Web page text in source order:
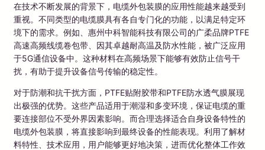
在技术不断发展的背景下，电缆外包装膜的应用性能越来越受到
重视。不同类型的电缆膜具有各自专门化的功能，以满足特定环
境下的需求。例如、惠州中科智能科技有限公司的广柔品牌PTFE
高速高频线缆卷包带、因其卓越耐高温及防水性能，被广泛应用
于5G通信设备中。这种材料在高频场景下能够有效防止信号干
扰，有助于提升设备信号传输的稳定性。
对于防潮和抗干扰方面，PTFE贴附胶带和PTFE防水透气膜展现
出极强的优势。这些产品适用于潮湿和多变环境，保证电缆的重
要连接部位不受外界因素影响。而合理选择适合自身设备特性的
电缆外包装膜，将直接影响到最终设备的性能表现。利用了解材
料特性、技术应用，用户能够更好地决策，进而优化整体工作效